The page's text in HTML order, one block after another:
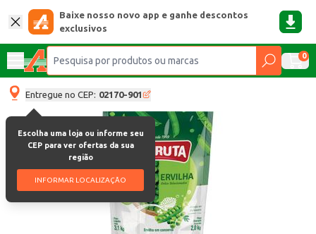
Baixe nosso novo app e ganhe descontos
exclusivos
0
Entregue no CEP: 02170-901
Escolha uma loja ou informe seu
CEP para ver ofertas da sua
região
INFORMAR LOCALIZAÇÃO